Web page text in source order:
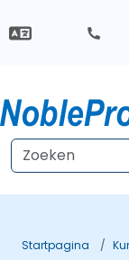
Startpagina